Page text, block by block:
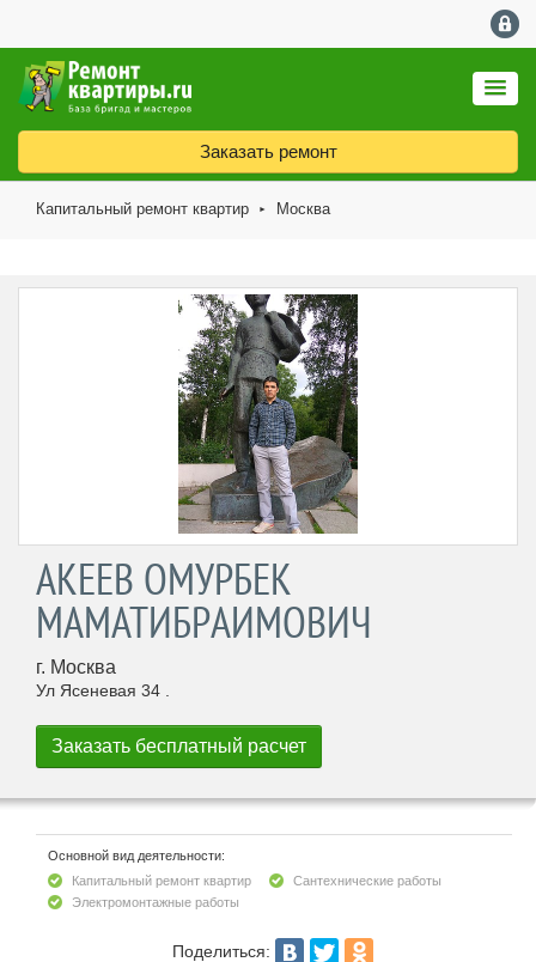
Заказать ремонт
Капитальный ремонт квартир ► Москва
АКЕЕВ ОМУРБЕК
МАМАТИБРАИМОВИЧ
г. Москва
Ул Ясеневая 34 .
Основной вид деятельности:
Капитальный ремонт квартир
Сантехнические работы
Электромонтажные работы
Поделиться: